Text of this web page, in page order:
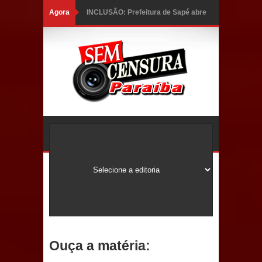
Agora INCLUSÃO: Prefeitura de Sapé abre
Social; veja documentação
necessária!
Ouça a matéria: